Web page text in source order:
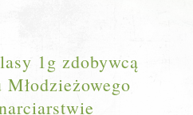
1g zdobywcą